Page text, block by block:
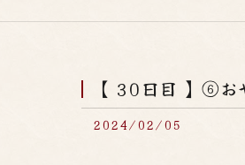
【 30日目 】⑥
2024/02/05